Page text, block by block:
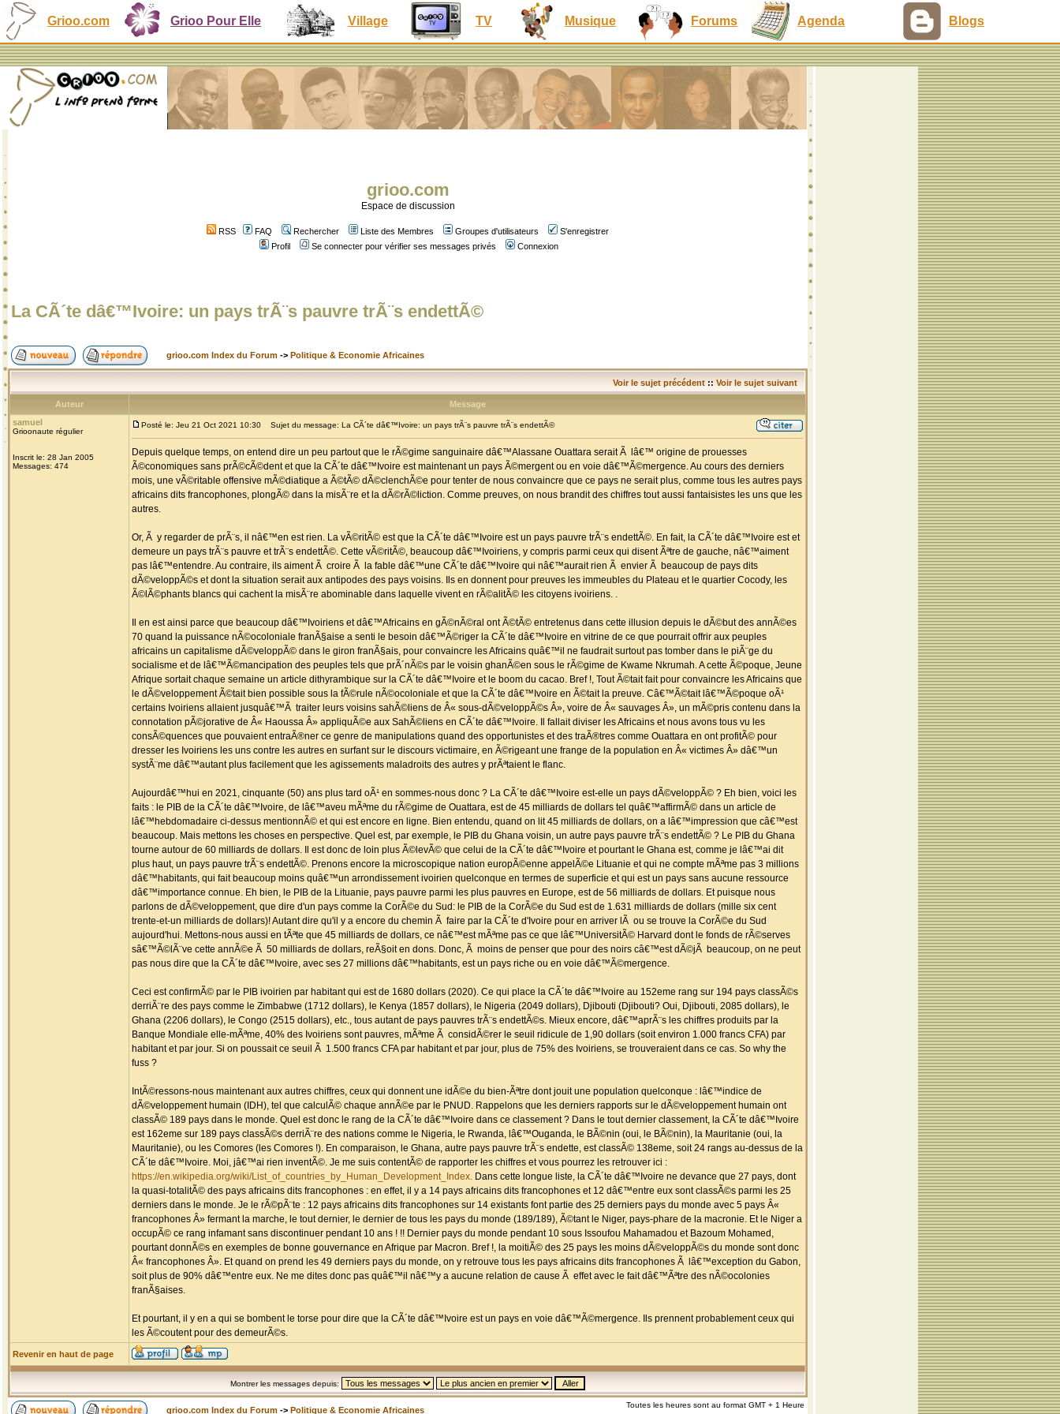
Grioo.com Grioo Pour Elle Village TV Musique Forums Agenda Blogs
grioo.com
Espace de discussion
RSS FAQ Rechercher Liste des Membres Groupes d'utilisateurs
S'enregistrer
Profil
Se connecter pour vérifier ses messages privés Connexion
La CÃ´te dâ€™Ivoire: un pays trÃ¨s pauvre trÃ¨s endettÃ©
grioo.com Index du Forum -> Politique & Economie Africaines
Voir le sujet précédent :: Voir le sujet suivant
Auteur
Message
samuel
Grioonaute régulier
Inscrit le: 28 Jan 2005
Messages: 474
Posté le: Jeu 21 Oct 2021 10:30 Sujet du message: La CÃ´te dâ€™Ivoire: un pays trÃ¨s pauvre trÃ¨s endettÃ©
Depuis quelque temps, on entend dire un peu partout que le rÃ©gime sanguinaire dâ€™Alassane Ouattara serait Ã lâ€™ origine de prouesses
Ã©conomiques sans prÃ©cÃ©dent et que la CÃ´te dâ€™Ivoire est maintenant un pays Ã©mergent ou en voie dâ€™Ã©mergence. Au cours des derniers
mois, une vÃ©ritable offensive mÃ©diatique a Ã©tÃ© dÃ©clenchÃ©e pour tenter de nous convaincre que ce pays ne serait plus, comme tous les autres pays
africains dits francophones, plongÃ© dans la misÃ¨re et la dÃ©rÃ©liction. Comme preuves, on nous brandit des chiffres tout aussi fantaisistes les uns que les
autres.
Or, Ã y regarder de prÃ¨s, il nâ€™en est rien. La vÃ©ritÃ© est que la CÃ´te dâ€™Ivoire est un pays pauvre trÃ¨s endettÃ©. En fait, la CÃ´te dâ€™Ivoire est et
demeure un pays trÃ¨s pauvre et trÃ¨s endettÃ©. Cette vÃ©ritÃ©, beaucoup dâ€™Ivoiriens, y compris parmi ceux qui disent Ãªtre de gauche, nâ€™aiment
pas lâ€™entendre. Au contraire, ils aiment Ã croire Ã la fable dâ€™une CÃ´te dâ€™Ivoire qui nâ€™aurait rien Ã envier Ã beaucoup de pays dits
dÃ©veloppÃ©s et dont la situation serait aux antipodes des pays voisins. Ils en donnent pour preuves les immeubles du Plateau et le quartier Cocody, les
Ã©lÃ©phants blancs qui cachent la misÃ¨re abominable dans laquelle vivent en rÃ©alitÃ© les citoyens ivoiriens. .
Il en est ainsi parce que beaucoup dâ€™Ivoiriens et dâ€™Africains en gÃ©nÃ©ral ont Ã©tÃ© entretenus dans cette illusion depuis le dÃ©but des annÃ©es
70 quand la puissance nÃ©ocoloniale franÃ§aise a senti le besoin dâ€™Ã©riger la CÃ´te dâ€™Ivoire en vitrine de ce que pourrait offrir aux peuples
africains un capitalisme dÃ©veloppÃ© dans le giron franÃ§ais, pour convaincre les Africains quâ€™il ne faudrait surtout pas tomber dans le piÃ¨ge du
socialisme et de lâ€™Ã©mancipation des peuples tels que prÃ´nÃ©s par le voisin ghanÃ©en sous le rÃ©gime de Kwame Nkrumah. A cette Ã©poque, Jeune
Afrique sortait chaque semaine un article dithyrambique sur la CÃ´te dâ€™Ivoire et le boom du cacao. Bref !, Tout Ã©tait fait pour convaincre les Africains que
le dÃ©veloppement Ã©tait bien possible sous la fÃ©rule nÃ©ocoloniale et que la CÃ´te dâ€™Ivoire en Ã©tait la preuve. Câ€™Ã©tait lâ€™Ã©poque oÃ¹
certains Ivoiriens allaient jusquâ€™Ã traiter leurs voisins sahÃ©liens de Â« sous-dÃ©veloppÃ©s Â», voire de Â« sauvages Â», un mÃ©pris contenu dans la
connotation pÃ©jorative de Â« Haoussa Â» appliquÃ©e aux SahÃ©liens en CÃ´te dâ€™Ivoire. Il fallait diviser les Africains et nous avons tous vu les
consÃ©quences que pouvaient entraÃ®ner ce genre de manipulations quand des opportunistes et des traÃ®tres comme Ouattara en ont profitÃ© pour
dresser les Ivoiriens les uns contre les autres en surfant sur le discours victimaire, en Ã©rigeant une frange de la population en Â« victimes Â» dâ€™un
systÃ¨me dâ€™autant plus facilement que les agissements maladroits des autres y prÃªtaient le flanc.
Aujourdâ€™hui en 2021, cinquante (50) ans plus tard oÃ¹ en sommes-nous donc ? La CÃ´te dâ€™Ivoire est-elle un pays dÃ©veloppÃ© ? Eh bien, voici les
faits : le PIB de la CÃ´te dâ€™Ivoire, de lâ€™aveu mÃªme du rÃ©gime de Ouattara, est de 45 milliards de dollars tel quâ€™affirmÃ© dans un article de
lâ€™hebdomadaire ci-dessus mentionnÃ© et qui est encore en ligne. Bien entendu, quand on lit 45 milliards de dollars, on a lâ€™impression que câ€™est
beaucoup. Mais mettons les choses en perspective. Quel est, par exemple, le PIB du Ghana voisin, un autre pays pauvre trÃ¨s endettÃ© ? Le PIB du Ghana
tourne autour de 60 milliards de dollars. Il est donc de loin plus Ã©levÃ© que celui de la CÃ´te dâ€™Ivoire et pourtant le Ghana est, comme je lâ€™ai dit
plus haut, un pays pauvre trÃ¨s endettÃ©. Prenons encore la microscopique nation europÃ©enne appelÃ©e Lituanie et qui ne compte mÃªme pas 3 millions
dâ€™habitants, qui fait beaucoup moins quâ€™un arrondissement ivoirien quelconque en termes de superficie et qui est un pays sans aucune ressource
dâ€™importance connue. Eh bien, le PIB de la Lituanie, pays pauvre parmi les plus pauvres en Europe, est de 56 milliards de dollars. Et puisque nous
parlons de dÃ©veloppement, que dire d'un pays comme la CorÃ©e du Sud: le PIB de la CorÃ©e du Sud est de 1.631 milliards de dollars (mille six cent
trente-et-un milliards de dollars)! Autant dire qu'il y a encore du chemin Ã faire par la CÃ´te d'Ivoire pour en arriver lÃ ou se trouve la CorÃ©e du Sud
aujourd'hui. Mettons-nous aussi en tÃªte que 45 milliards de dollars, ce nâ€™est mÃªme pas ce que lâ€™UniversitÃ© Harvard dont le fonds de rÃ©serves
sâ€™Ã©lÃ¨ve cette annÃ©e Ã 50 milliards de dollars, reÃ§oit en dons. Donc, Ã moins de penser que pour des noirs câ€™est dÃ©jÃ beaucoup, on ne peut
pas nous dire que la CÃ´te dâ€™Ivoire, avec ses 27 millions dâ€™habitants, est un pays riche ou en voie dâ€™Ã©mergence.
Ceci est confirmÃ© par le PIB ivoirien par habitant qui est de 1680 dollars (2020). Ce qui place la CÃ´te dâ€™Ivoire au 152eme rang sur 194 pays classÃ©s
derriÃ¨re des pays comme le Zimbabwe (1712 dollars), le Kenya (1857 dollars), le Nigeria (2049 dollars), Djibouti (Djibouti? Oui, Djibouti, 2085 dollars), le
Ghana (2206 dollars), le Congo (2515 dollars), etc., tous autant de pays pauvres trÃ¨s endettÃ©s. Mieux encore, dâ€™aprÃ¨s les chiffres produits par la
Banque Mondiale elle-mÃªme, 40% des Ivoiriens sont pauvres, mÃªme Ã considÃ©rer le seuil ridicule de 1,90 dollars (soit environ 1.000 francs CFA) par
habitant et par jour. Si on poussait ce seuil Ã 1.500 francs CFA par habitant et par jour, plus de 75% des Ivoiriens, se trouveraient dans ce cas. So why the
fuss ?
IntÃ©ressons-nous maintenant aux autres chiffres, ceux qui donnent une idÃ©e du bien-Ãªtre dont jouit une population quelconque : lâ€™indice de
dÃ©veloppement humain (IDH), tel que calculÃ© chaque annÃ©e par le PNUD. Rappelons que les derniers rapports sur le dÃ©veloppement humain ont
classÃ© 189 pays dans le monde. Quel est donc le rang de la CÃ´te dâ€™Ivoire dans ce classement ? Dans le tout dernier classement, la CÃ´te dâ€™Ivoire
est 162eme sur 189 pays classÃ©s derriÃ¨re des nations comme le Nigeria, le Rwanda, lâ€™Ouganda, le BÃ©nin (oui, le BÃ©nin), la Mauritanie (oui, la
Mauritanie), ou les Comores (les Comores !). En comparaison, le Ghana, autre pays pauvre trÃ¨s endette, est classÃ© 138eme, soit 24 rangs au-dessus de la
CÃ´te dâ€™Ivoire. Moi, jâ€™ai rien inventÃ©. Je me suis contentÃ© de rapporter les chiffres et vous pourrez les retrouver ici :
https://en.wikipedia.org/wiki/List_of_countries_by_Human_Development_Index. Dans cette longue liste, la CÃ´te dâ€™Ivoire ne devance que 27 pays, dont
la quasi-totalitÃ© des pays africains dits francophones : en effet, il y a 14 pays africains dits francophones et 12 dâ€™entre eux sont classÃ©s parmi les 25
derniers dans le monde. Je le rÃ©pÃ¨te : 12 pays africains dits francophones sur 14 existants font partie des 25 derniers pays du monde avec 5 pays Â«
francophones Â» fermant la marche, le tout dernier, le dernier de tous les pays du monde (189/189), Ã©tant le Niger, pays-phare de la macronie. Et le Niger a
occupÃ© ce rang infamant sans discontinuer pendant 10 ans ! !! Dernier pays du monde pendant 10 sous Issoufou Mahamadou et Bazoum Mohamed,
pourtant donnÃ©s en exemples de bonne gouvernance en Afrique par Macron. Bref !, la moitiÃ© des 25 pays les moins dÃ©veloppÃ©s du monde sont donc
Â« francophones Â». Et quand on prend les 49 derniers pays du monde, on y retrouve tous les pays africains dits francophones Ã lâ€™exception du Gabon,
soit plus de 90% dâ€™entre eux. Ne me dites donc pas quâ€™il nâ€™y a aucune relation de cause Ã effet avec le fait dâ€™Ãªtre des nÃ©ocolonies
franÃ§aises.
Et pourtant, il y en a qui se bombent le torse pour dire que la CÃ´te dâ€™Ivoire est un pays en voie dâ€™Ã©mergence. Ils prennent probablement ceux qui
les Ã©coutent pour des demeurÃ©s.
Revenir en haut de page
Montrer les messages depuis:
grioo.com Index du Forum -> Politique & Economie Africaines
Toutes les heures sont au format GMT + 1 Heure